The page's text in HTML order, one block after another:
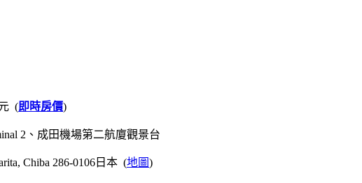
(即時房價)
2、成田機場第二航廈觀景台
Chiba 286-0106日本 (地圖)